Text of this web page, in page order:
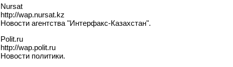
Nursat
http://wap.nursat.kz
Новости агентства "Интерфакс-Казахстан".
Polit.ru
http://wap.polit.ru
Новости политики.